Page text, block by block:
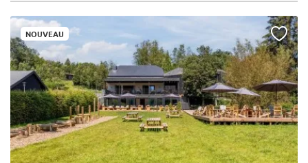
NOUVEAU